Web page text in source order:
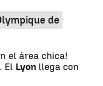
de
el área chica!
El Lyon llega con